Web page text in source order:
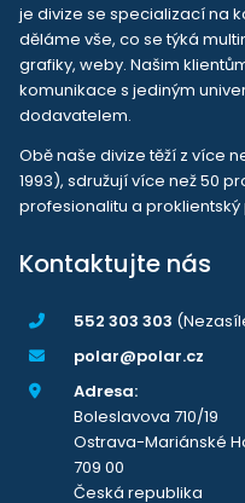
je divize se specializací na
děláme vše, co se týká
grafiky, weby. Našim
komunikace s jediným
dodavatelem.
Obě naše divize těží z více
1993), sdružují více než 50
profesionalitu a proklientský
Kontaktujte nás
552 303 303
polar@polar.cz
Adresa:
Boleslavova 710/19
Ostrava-Mariánské
709 00
Česká republika